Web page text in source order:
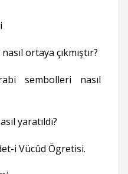
ortaya çıkmıştır?
sembolleri nasıl
yaratıldı?
i Vücûd Ögretisi.